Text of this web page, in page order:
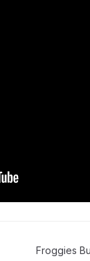
Froggies